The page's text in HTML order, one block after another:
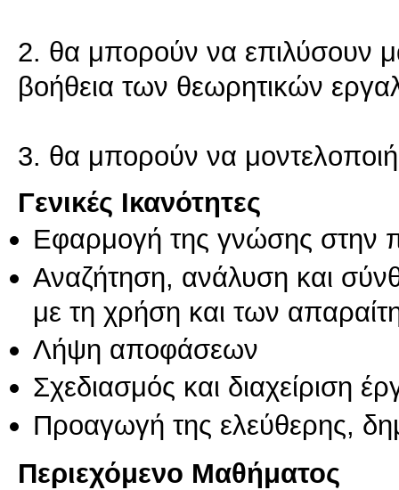
2. θα μπορούν να επιλύσουν
βοήθεια των θεωρητικών
3. θα μπορούν να
Γενικές Ικανότητες
Εφαρμογή της γνώσης στην
Αναζήτηση, ανάλυση και
με τη χρήση και των
Λήψη αποφάσεων
Σχεδιασμός και διαχείριση
Προαγωγή της ελεύθερης,
Περιεχόμενο Μαθήματος